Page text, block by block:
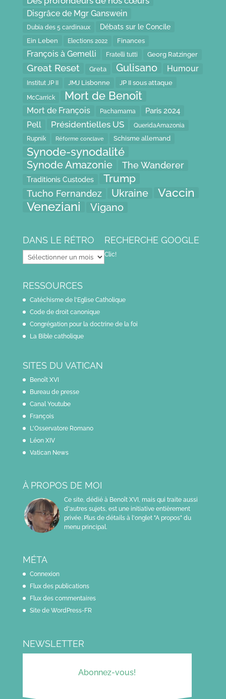
Disgrâce de Mgr Ganswein
Dubia des 5 cardinaux
Débats sur le Concile
Ein Leben
Elections 2022 Finances
François à Gemelli Fratelli tutti Georg Ratzinger
Great Reset Greta Gulisano Humour
Institut JP II JMJ Lisbonne JP II sous attaque
McCarrick Mort de Benoît
Mort de François Pachamama Paris 2024
Pell Présidentielles US QueridaAmazonia
Rupnik Réforme conclave Schisme allemand
Synode-synodalité
Synode Amazonie The Wanderer
Traditionis Custodes Trump
Tucho Fernandez Ukraine Vaccin
Veneziani Vigano
DANS LE RÉTRO
Dans
le
RECHERCHE GOOGLE
Clic!
RESSOURCES
Catéchisme de l'Eglise Catholique
Code de droit canonique
Congrégation pour la doctrine de la foi
La Bible catholique
SITES DU VATICAN
Benoît XVI
Bureau de presse
Canal Youtube
François
L'Osservatore Romano
Léon XIV
Vatican News
À PROPOS DE MOI
Ce site, dédié à Benoît XVI, mais qui traite aussi
d'autres sujets, est une initiative entièrement
privée. Plus de détails à l'onglet "A propos" du
menu principal.
MÉTA
Connexion
Flux des publications
Flux des commentaires
Site de WordPress-FR
NEWSLETTER
Abonnez-vous!